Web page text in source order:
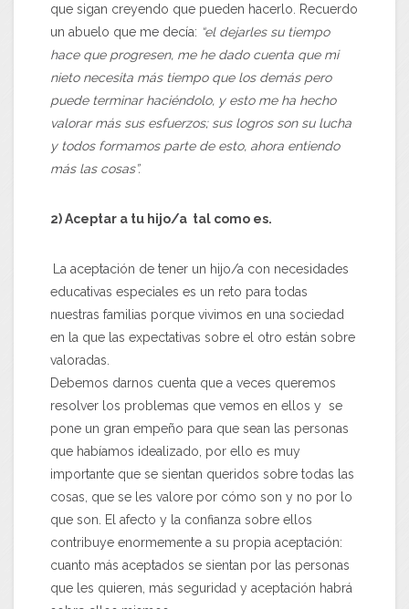
que sigan creyendo que pueden hacerlo. Recuerdo
un abuelo que me decía: “el dejarles su tiempo
hace que progresen, me he dado cuenta que mi
nieto necesita más tiempo que los demás pero
puede terminar haciéndolo, y esto me ha hecho
valorar más sus esfuerzos; sus logros son su lucha
y todos formamos parte de esto, ahora entiendo
más las cosas”.
2) Aceptar a tu hijo/a tal como es.
La aceptación de tener un hijo/a con necesidades
educativas especiales es un reto para todas
nuestras familias porque vivimos en una sociedad
en la que las expectativas sobre el otro están sobre
valoradas.
Debemos darnos cuenta que a veces queremos
resolver los problemas que vemos en ellos y se
pone un gran empeño para que sean las personas
que habíamos idealizado, por ello es muy
importante que se sientan queridos sobre todas las
cosas, que se les valore por cómo son y no por lo
que son. El afecto y la confianza sobre ellos
contribuye enormemente a su propia aceptación:
cuanto más aceptados se sientan por las personas
que les quieren, más seguridad y aceptación habrá